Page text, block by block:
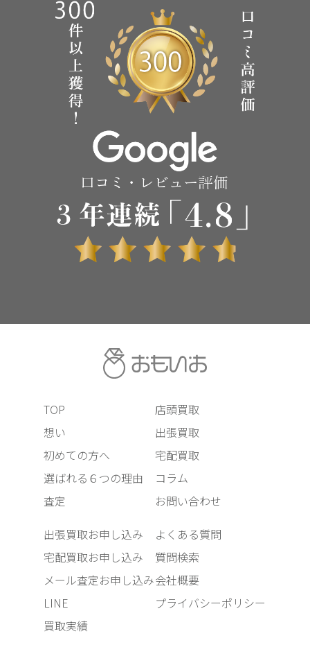
TOP
想い
初めての方へ
選ばれる６つの理由
査定
店頭買取
出張買取
宅配買取
コラム
お問い合わせ
出張買取お申し込み
宅配買取お申し込み
メール査定お申し込み
LINE
買取実績
よくある質問
質問検索
会社概要
プライバシーポリシー